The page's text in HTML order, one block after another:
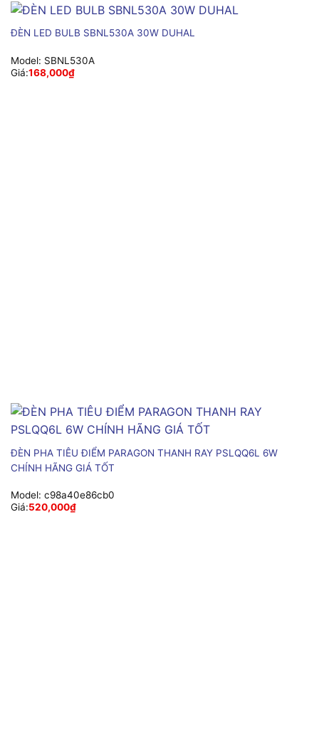
ĐÈN LED BULB SBNL530A 30W DUHAL
Model: SBNL530A
Giá:168,000₫
ĐÈN PHA TIÊU ĐIỂM PARAGON THANH RAY PSLQQ6L 6W
CHÍNH HÃNG GIÁ TỐT
Model: c98a40e86cb0
Giá:520,000₫